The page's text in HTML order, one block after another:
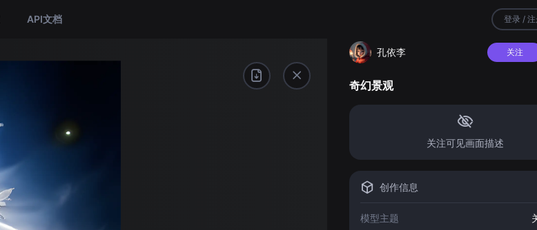
API文档 登录 /
孔依李 关注
奇幻景观
关注可见画面描述
创作信息
模型主题